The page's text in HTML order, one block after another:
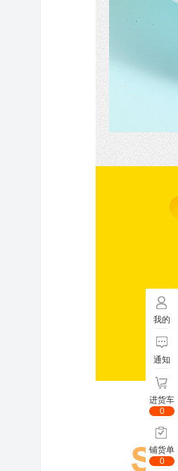
我的
通知
进货车
0
铺货单
0